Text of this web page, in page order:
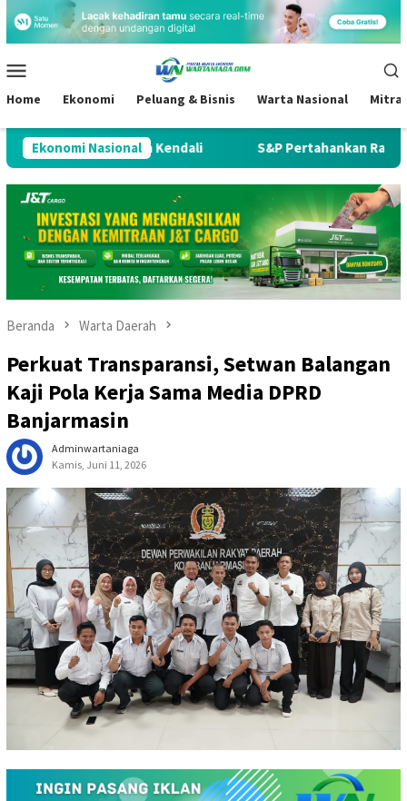
Loncat
ke
konten
Mobile
Home Ekonomi Peluang & Bisnis Warta Nasional Mitra
Ekonomi Nasional
Kehilangan Kendali S&P Pertahankan Rating Kredit
Beranda Warta Daerah
Perkuat Transparansi, Setwan Balangan
Kaji Pola Kerja Sama Media DPRD
Banjarmasin
Adminwartaniaga
Kamis, Juni 11, 2026